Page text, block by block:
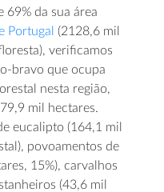
69% da sua área
Portugal
(2128,6 mil
verificamos
bravo que ocupa
nesta região,
mil hectares.
eucalipto (164,1 mil
povoamentos de
15%), carvalhos
(43,6 mil